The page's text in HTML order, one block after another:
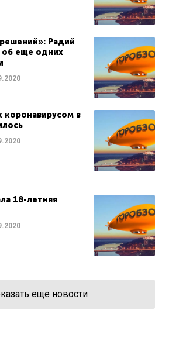
Радий
об еще одних
коронавирусом в
18-летняя
еще новости